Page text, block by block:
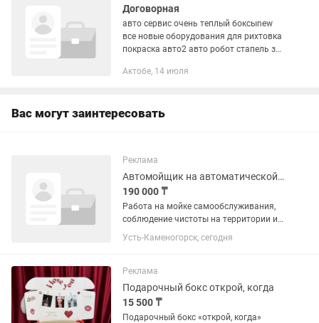
Договорная
авто сервис очень теплый боксыnew
все новые оборудования для рихтовка
покраска авто2 авто робот стапель з
естькомната отдыха холодильник
Актобе, 14 июля
Вас могут заинтересовать
Реклама
Автомойщик на автоматической мойке
190 000 ₸
Работа на мойке самообслуживания,
соблюдение чистоты на территории и
уборка боксов после смены, открывать
и закрывать ворота, обслуживание
работы, опыт работы с электро...
Усть-Каменогорск, сегодня
Реклама
Подарочный бокс открой, когда
15 500 ₸
Подарочный бокс «открой, когда»